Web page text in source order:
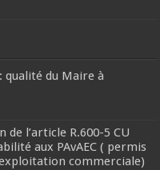
qualité du Maire à
l’article R.600-5 CU
aux PAvAEC ( permis
commerciale)